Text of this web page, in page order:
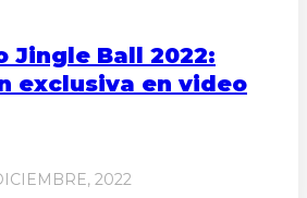
Jingle Ball 2022:
exclusiva en video
2022